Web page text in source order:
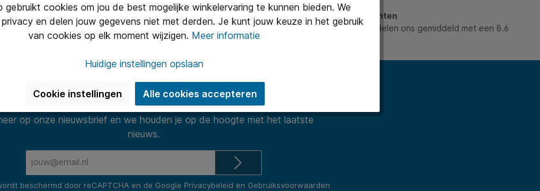
van 8.30 tot 17.00 te woord per
Uitstekend beoordeeld door onze klanten
Onze klanten waarderen ons en beoordelen ons gemiddeld met een 8.6
(2400+ reviews).
Nieuwsbrief
op onze nieuwsbrief en we houden je op de hoogte met het laatste
nieuws.
beschermd door reCAPTCHA en de Google Privacybeleid en Gebruiksvoorwaarden
gebruikt cookies om jou de best mogelijke winkelervaring te kunnen bieden. We
en delen jouw gegevens niet met derden. Je kunt jouw keuze in het gebruik
van cookies op elk moment wijzigen. Meer informatie
Huidige instellingen opslaan
Cookie instellingen Alle cookies accepteren